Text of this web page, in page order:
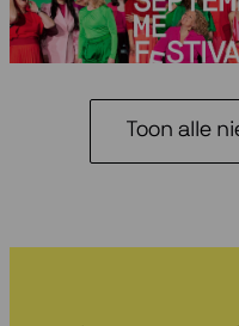
3 juli 2026
Toon alle